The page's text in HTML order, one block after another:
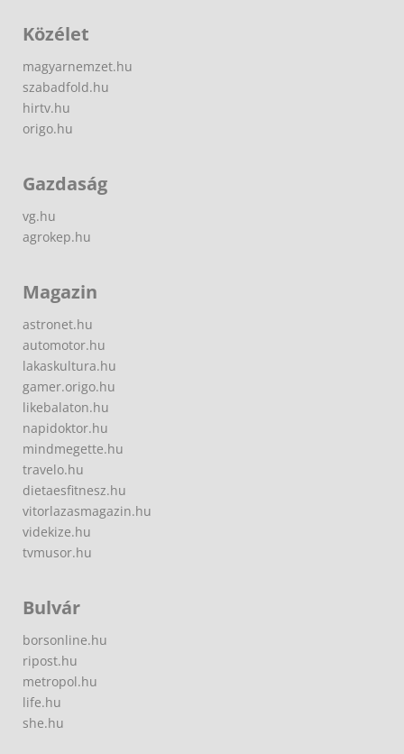
Közélet
magyarnemzet.hu
szabadfold.hu
hirtv.hu
origo.hu
Gazdaság
vg.hu
agrokep.hu
Magazin
astronet.hu
automotor.hu
lakaskultura.hu
gamer.origo.hu
likebalaton.hu
napidoktor.hu
mindmegette.hu
travelo.hu
dietaesfitnesz.hu
vitorlazasmagazin.hu
videkize.hu
tvmusor.hu
Bulvár
borsonline.hu
ripost.hu
metropol.hu
life.hu
she.hu